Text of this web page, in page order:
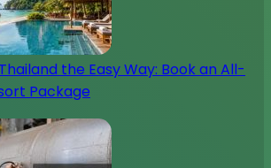
the Easy Way: Book an All-
Package